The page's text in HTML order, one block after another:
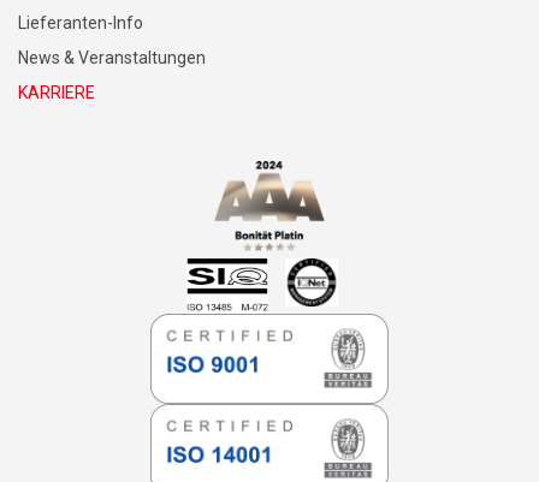
Lieferanten-Info
News & Veranstaltungen
KARRIERE